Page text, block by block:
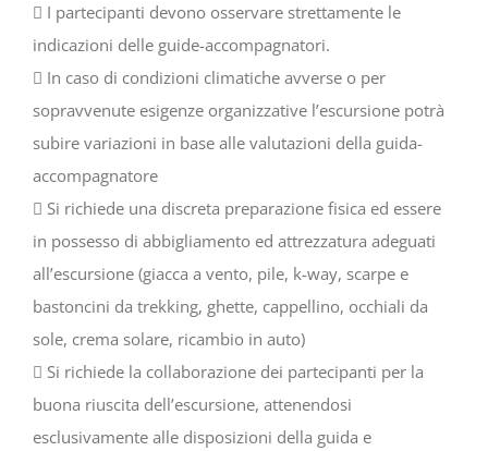
 I partecipanti devono osservare strettamente le
indicazioni delle guide-accompagnatori.
 In caso di condizioni climatiche avverse o per
sopravvenute esigenze organizzative l’escursione potrà
subire variazioni in base alle valutazioni della guida-
accompagnatore
 Si richiede una discreta preparazione fisica ed essere
in possesso di abbigliamento ed attrezzatura adeguati
all’escursione (giacca a vento, pile, k-way, scarpe e
bastoncini da trekking, ghette, cappellino, occhiali da
sole, crema solare, ricambio in auto)
 Si richiede la collaborazione dei partecipanti per la
buona riuscita dell’escursione, attenendosi
esclusivamente alle disposizioni della guida e